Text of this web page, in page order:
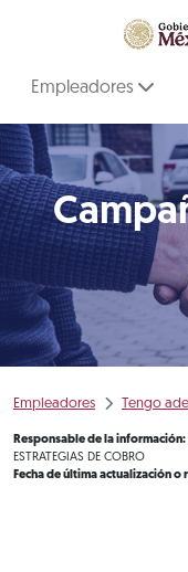
Empleadores
Empleadores Tengo
Responsable de la información:
ESTRATEGIAS DE COBRO
Fecha de última actualización o